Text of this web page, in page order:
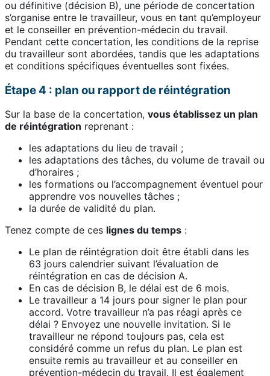
ou définitive (décision B), une période de concertation
s’organise entre le travailleur, vous en tant qu’employeur
et le conseiller en prévention-médecin du travail.
Pendant cette concertation, les conditions de la reprise
du travailleur sont abordées, tandis que les adaptations
et conditions spécifiques éventuelles sont fixées.
Étape 4 : plan ou rapport de réintégration
Sur la base de la concertation, vous établissez un plan
de réintégration reprenant :
les adaptations du lieu de travail ;
les adaptations des tâches, du volume de travail ou
d’horaires ;
les formations ou l’accompagnement éventuel pour
apprendre vos nouvelles tâches ;
la durée de validité du plan.
Tenez compte de ces lignes du temps :
Le plan de réintégration doit être établi dans les
63 jours calendrier suivant l’évaluation de
réintégration en cas de décision A.
En cas de décision B, le délai est de 6 mois.
Le travailleur a 14 jours pour signer le plan pour
accord. Votre travailleur n’a pas réagi après ce
délai ? Envoyez une nouvelle invitation. Si le
travailleur ne répond toujours pas, cela est
considéré comme un refus du plan. Le plan est
ensuite remis au travailleur et au conseiller en
prévention-médecin du travail. Il est également